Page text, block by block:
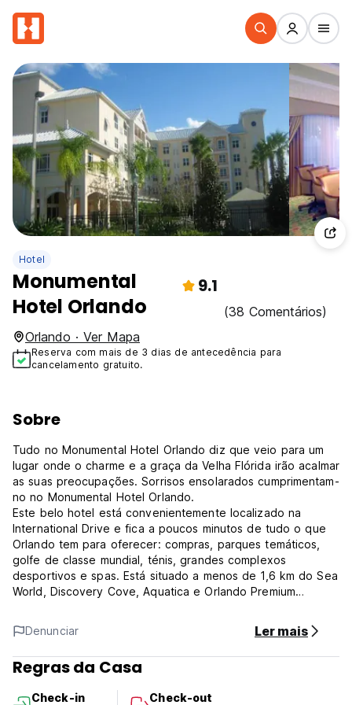
Hotel
Monumental
Hotel Orlando
9.1
(38 Comentários)
Orlando · Ver Mapa
Reserva com mais de 3 dias de antecedência para
cancelamento gratuito.
Sobre
Tudo no Monumental Hotel Orlando diz que veio para um
lugar onde o charme e a graça da Velha Flórida irão acalmar
as suas preocupações. Sorrisos ensolarados cumprimentam-
no no Monumental Hotel Orlando.
Este belo hotel está convenientemente localizado na
International Drive e fica a poucos minutos de tudo o que
Orlando tem para oferecer: compras, parques temáticos,
golfe de classe mundial, ténis, grandes complexos
desportivos e spas. Está situado a menos de 1,6 km do Sea
World, Discovery Cove, Aquatica e Orlando Premium
Islands of Adventure e Wet -n- Wild.
O nosso hotel oferece 94 quartos bem equipados com um
toque de ilha. Quer prefira uma Suite King, um Quarto King
Standard ou um Quarto Duplo, encontrará todos os quartos
Todos os quartos incluem frigoríficos, máquinas de café,
Denunciar Ler mais
Regras da Casa
Check-in
Check-out